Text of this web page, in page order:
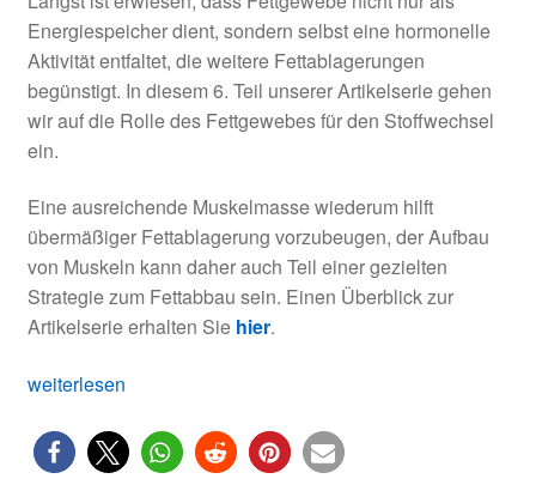
Energiespeicher dient, sondern selbst eine hormonelle
Aktivität entfaltet, die weitere Fettablagerungen
begünstigt. In diesem 6. Teil unserer Artikelserie gehen
wir auf die Rolle des Fettgewebes für den Stoffwechsel
ein.
Eine ausreichende Muskelmasse wiederum hilft
übermäßiger Fettablagerung vorzubeugen, der Aufbau
von Muskeln kann daher auch Teil einer gezielten
Strategie zum Fettabbau sein. Einen Überblick zur
Artikelserie erhalten Sie hier.
Der
von
Muskel-
weiterlesen